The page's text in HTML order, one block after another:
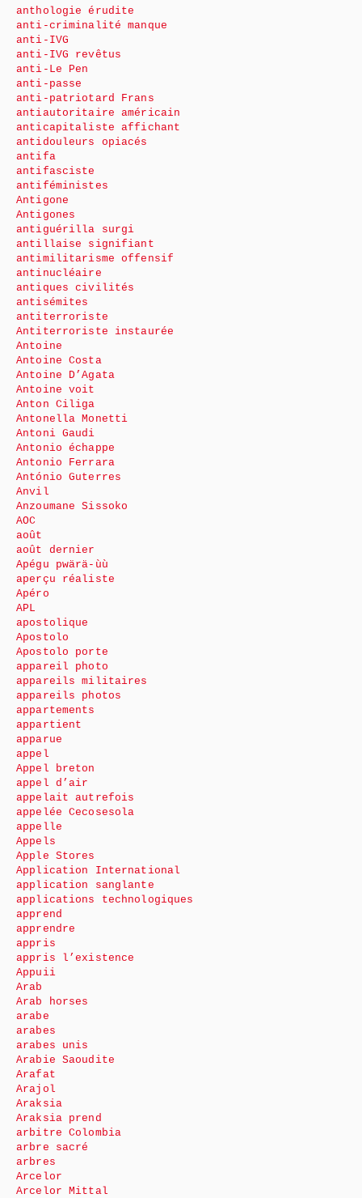
anthologie érudite
anti-criminalité manque
anti-IVG
anti-IVG revêtus
anti-Le Pen
anti-passe
anti-patriotard Frans
antiautoritaire américain
anticapitaliste affichant
antidouleurs opiacés
antifa
antifasciste
antiféministes
Antigone
Antigones
antiguérilla surgi
antillaise signifiant
antimilitarisme offensif
antinucléaire
antiques civilités
antisémites
antiterroriste
Antiterroriste instaurée
Antoine
Antoine Costa
Antoine D’Agata
Antoine voit
Anton Ciliga
Antonella Monetti
Antoni Gaudi
Antonio échappe
Antonio Ferrara
António Guterres
Anvil
Anzoumane Sissoko
AOC
août
août dernier
Apégu pwärä-ùù
aperçu réaliste
Apéro
APL
apostolique
Apostolo
Apostolo porte
appareil photo
appareils militaires
appareils photos
appartements
appartient
apparue
appel
Appel breton
appel d’air
appelait autrefois
appelée Cecosesola
appelle
Appels
Apple Stores
Application International
application sanglante
applications technologiques
apprend
apprendre
appris
appris l’existence
Appuii
Arab
Arab horses
arabe
arabes
arabes unis
Arabie Saoudite
Arafat
Arajol
Araksia
Araksia prend
arbitre Colombia
arbre sacré
arbres
Arcelor
Arcelor Mittal